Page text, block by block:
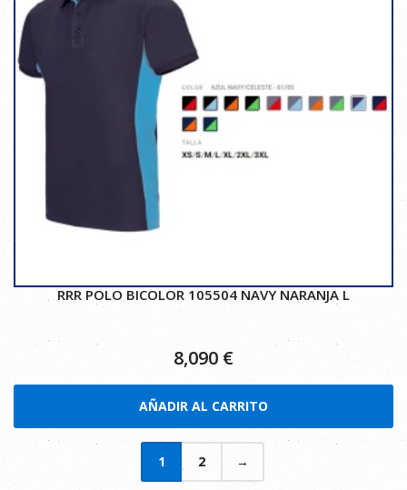
RRR POLO BICOLOR 105504 NAVY NARANJA L
8,090 €
AÑADIR AL CARRITO
1 2 →